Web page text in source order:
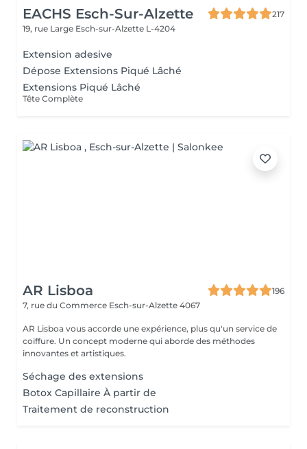
EACHS Esch-Sur-Alzette
217
19, rue Large Esch-sur-Alzette L-4204
Extension adesive
Dépose Extensions Piqué Lâché
Extensions Piqué Lâché
Tête Complète
AR Lisboa
196
7, rue du Commerce Esch-sur-Alzette 4067
AR Lisboa vous accorde une expérience, plus qu'un service de
coiffure. Un concept moderne qui aborde des méthodes
innovantes et artistiques.
Séchage des extensions
Botox Capillaire À partir de
Traitement de reconstruction